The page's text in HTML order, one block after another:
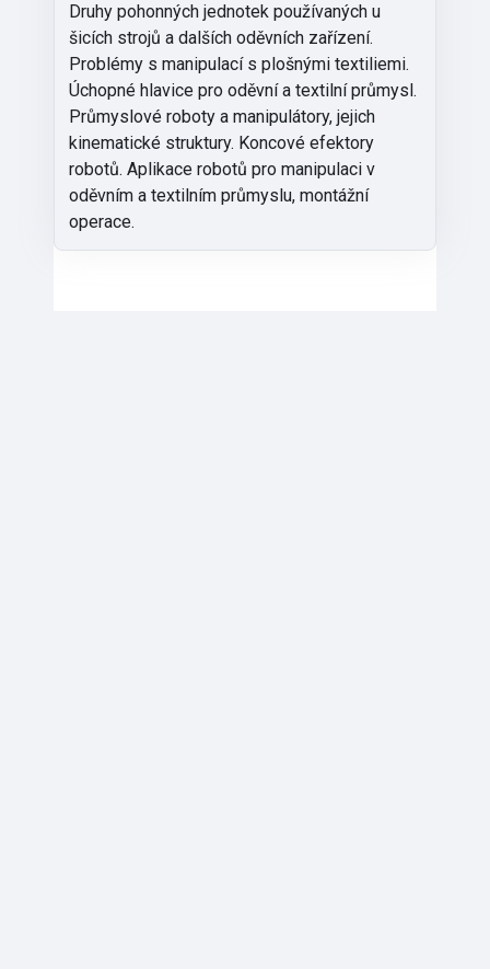
Druhy pohonných jednotek používaných u
šicích strojů a dalších oděvních zařízení.
Problémy s manipulací s plošnými textiliemi.
Úchopné hlavice pro oděvní a textilní průmysl.
Průmyslové roboty a manipulátory, jejich
kinematické struktury. Koncové efektory
robotů. Aplikace robotů pro manipulaci v
oděvním a textilním průmyslu, montážní
operace.